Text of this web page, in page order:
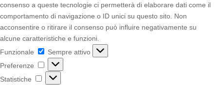
consenso a queste tecnologie ci permetterà di elaborare dati come il
comportamento di navigazione o ID unici su questo sito. Non
acconsentire o ritirare il consenso può influire negativamente su
alcune caratteristiche e funzioni.
Funzionale
Funzionale
Sempre attivo
Preferenze
Preferenze
Statistiche Statistiche